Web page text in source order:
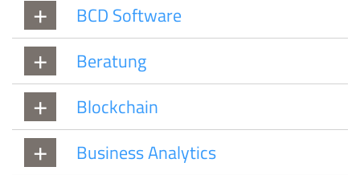
BCD Software
Beratung
Blockchain
Business Analytics